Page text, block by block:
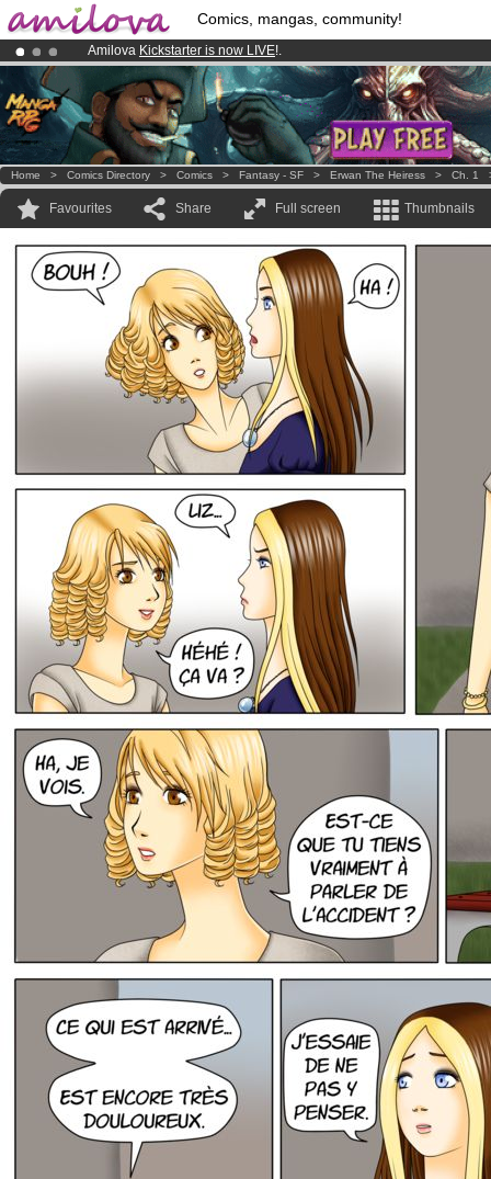
Comics, mangas, community!
Amilova Kickstarter is now LIVE!.
Premium membership from3.95 eurosper month !Get membership
Already 134393membersand 1208 comics & mangas!.
Home > Comics Directory > Comics > Fantasy - SF > Erwan The Heiress > Ch. 1
Favourites Share Full screen Thumbnails